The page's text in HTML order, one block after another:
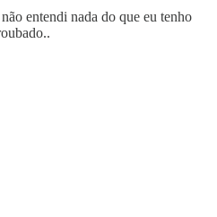
entendi nada do que eu tenho